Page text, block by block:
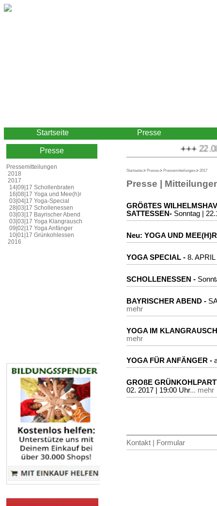
Startseite Presse
Presse
Pressemitteilungen
2018
2017
14|09|17 Schollenbraten
16|08|17 Yoga und Mee(h)r
03|04|17 Yoga-Special
28|03|17 Schollenessen
03|03|17 Bayrischer Abend
03|03|17 Yoga Klangrausch
09|02|17 Yoga Anfänger
10|01|17 Grünkohlessen
2016
+++
Startseite-> Presse-> Pressemitteilungen-> 2017
Presse |
GRÖßTES
SATTESSEN- Sonntag |
Neu: YOGA UND
YOGA SPECIAL - 8.
SCHOLLENESSEN -
BAYRISCHER ABEND -
mehr
YOGA IM
mehr
YOGA FÜR ANFÄNGER -
GROßE
02. 2017 | 19:00 Uhr... mehr
Kontakt | Formular